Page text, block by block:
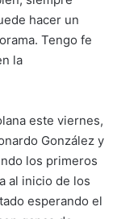
hacer un
Tengo fe
la
este viernes,
González y
los primeros
al inicio de los
esperando el